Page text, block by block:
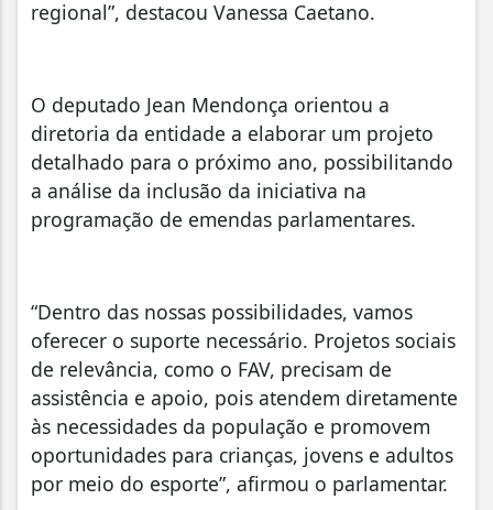
regional”, destacou Vanessa Caetano.
O deputado Jean Mendonça orientou a
diretoria da entidade a elaborar um projeto
detalhado para o próximo ano, possibilitando
a análise da inclusão da iniciativa na
programação de emendas parlamentares.
“Dentro das nossas possibilidades, vamos
oferecer o suporte necessário. Projetos sociais
de relevância, como o FAV, precisam de
assistência e apoio, pois atendem diretamente
às necessidades da população e promovem
oportunidades para crianças, jovens e adultos
por meio do esporte”, afirmou o parlamentar.